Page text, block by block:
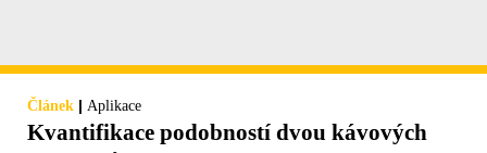
Článek | Aplikace
Kvantifikace podobností dvou kávových